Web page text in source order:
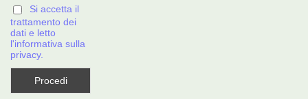
Si accetta il
trattamento dei
dati e letto
l'informativa sulla
privacy.